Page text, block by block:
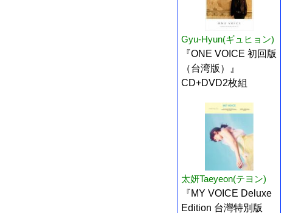
Gyu-Hyun(ギュヒョン)
『ONE VOICE 初回版
（台湾版）』
CD+DVD2枚組
太妍Taeyeon(テヨン)
『MY VOICE Deluxe
Edition 台灣特別版